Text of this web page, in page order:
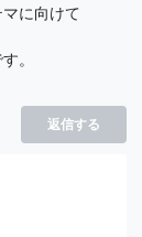
に向けて
。
返信する